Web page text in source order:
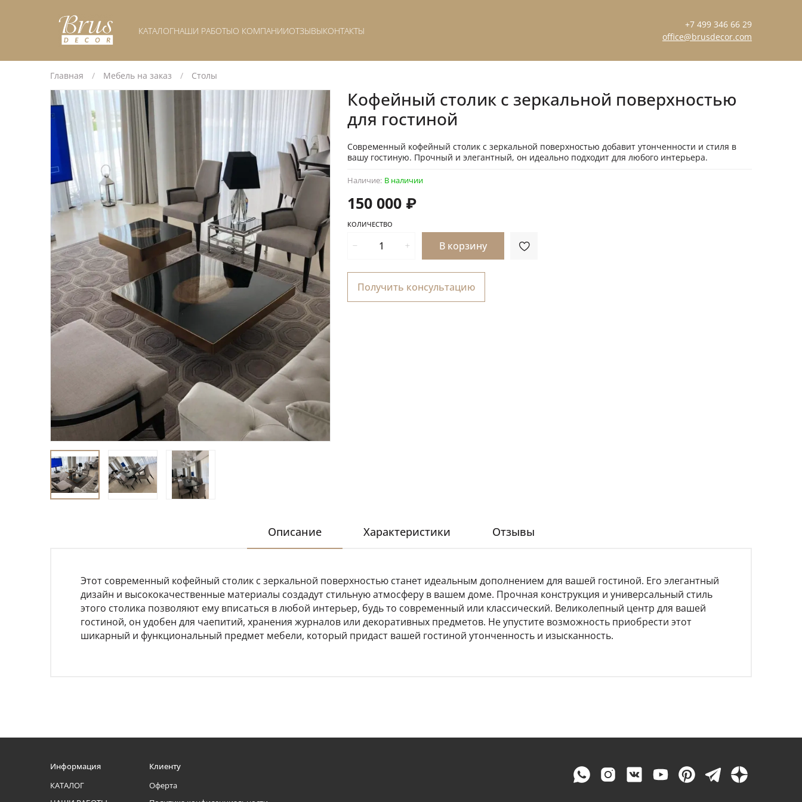
КАТАЛОГНАШИ РАБОТЫО КОМПАНИИОТЗЫВЫКОНТАКТЫ
+7 499 346 66 29
office@brusdecor.com
Главная Мебель на заказ Столы
Наличие: В наличии
Кофейный столик с зеркальной поверхностью
для гостиной
150 000 ₽
КОЛИЧЕСТВО
В корзину
Получить консультацию
Современный кофейный столик с зеркальной поверхностью добавит утонченности и стиля в
вашу гостиную. Прочный и элегантный, он идеально подходит для любого интерьера.
Описание Характеристики Отзывы
Этот современный кофейный столик с зеркальной поверхностью станет идеальным дополнением для вашей гостиной. Его элегантный
дизайн и высококачественные материалы создадут стильную атмосферу в вашем доме. Прочная конструкция и универсальный стиль
этого столика позволяют ему вписаться в любой интерьер, будь то современный или классический. Великолепный центр для вашей
гостиной, он удобен для чаепитий, хранения журналов или декоративных предметов. Не упустите возможность приобрести этот
шикарный и функциональный предмет мебели, который придаст вашей гостиной утонченность и изысканность.
Информация
КАТАЛОГ
Клиенту
Оферта